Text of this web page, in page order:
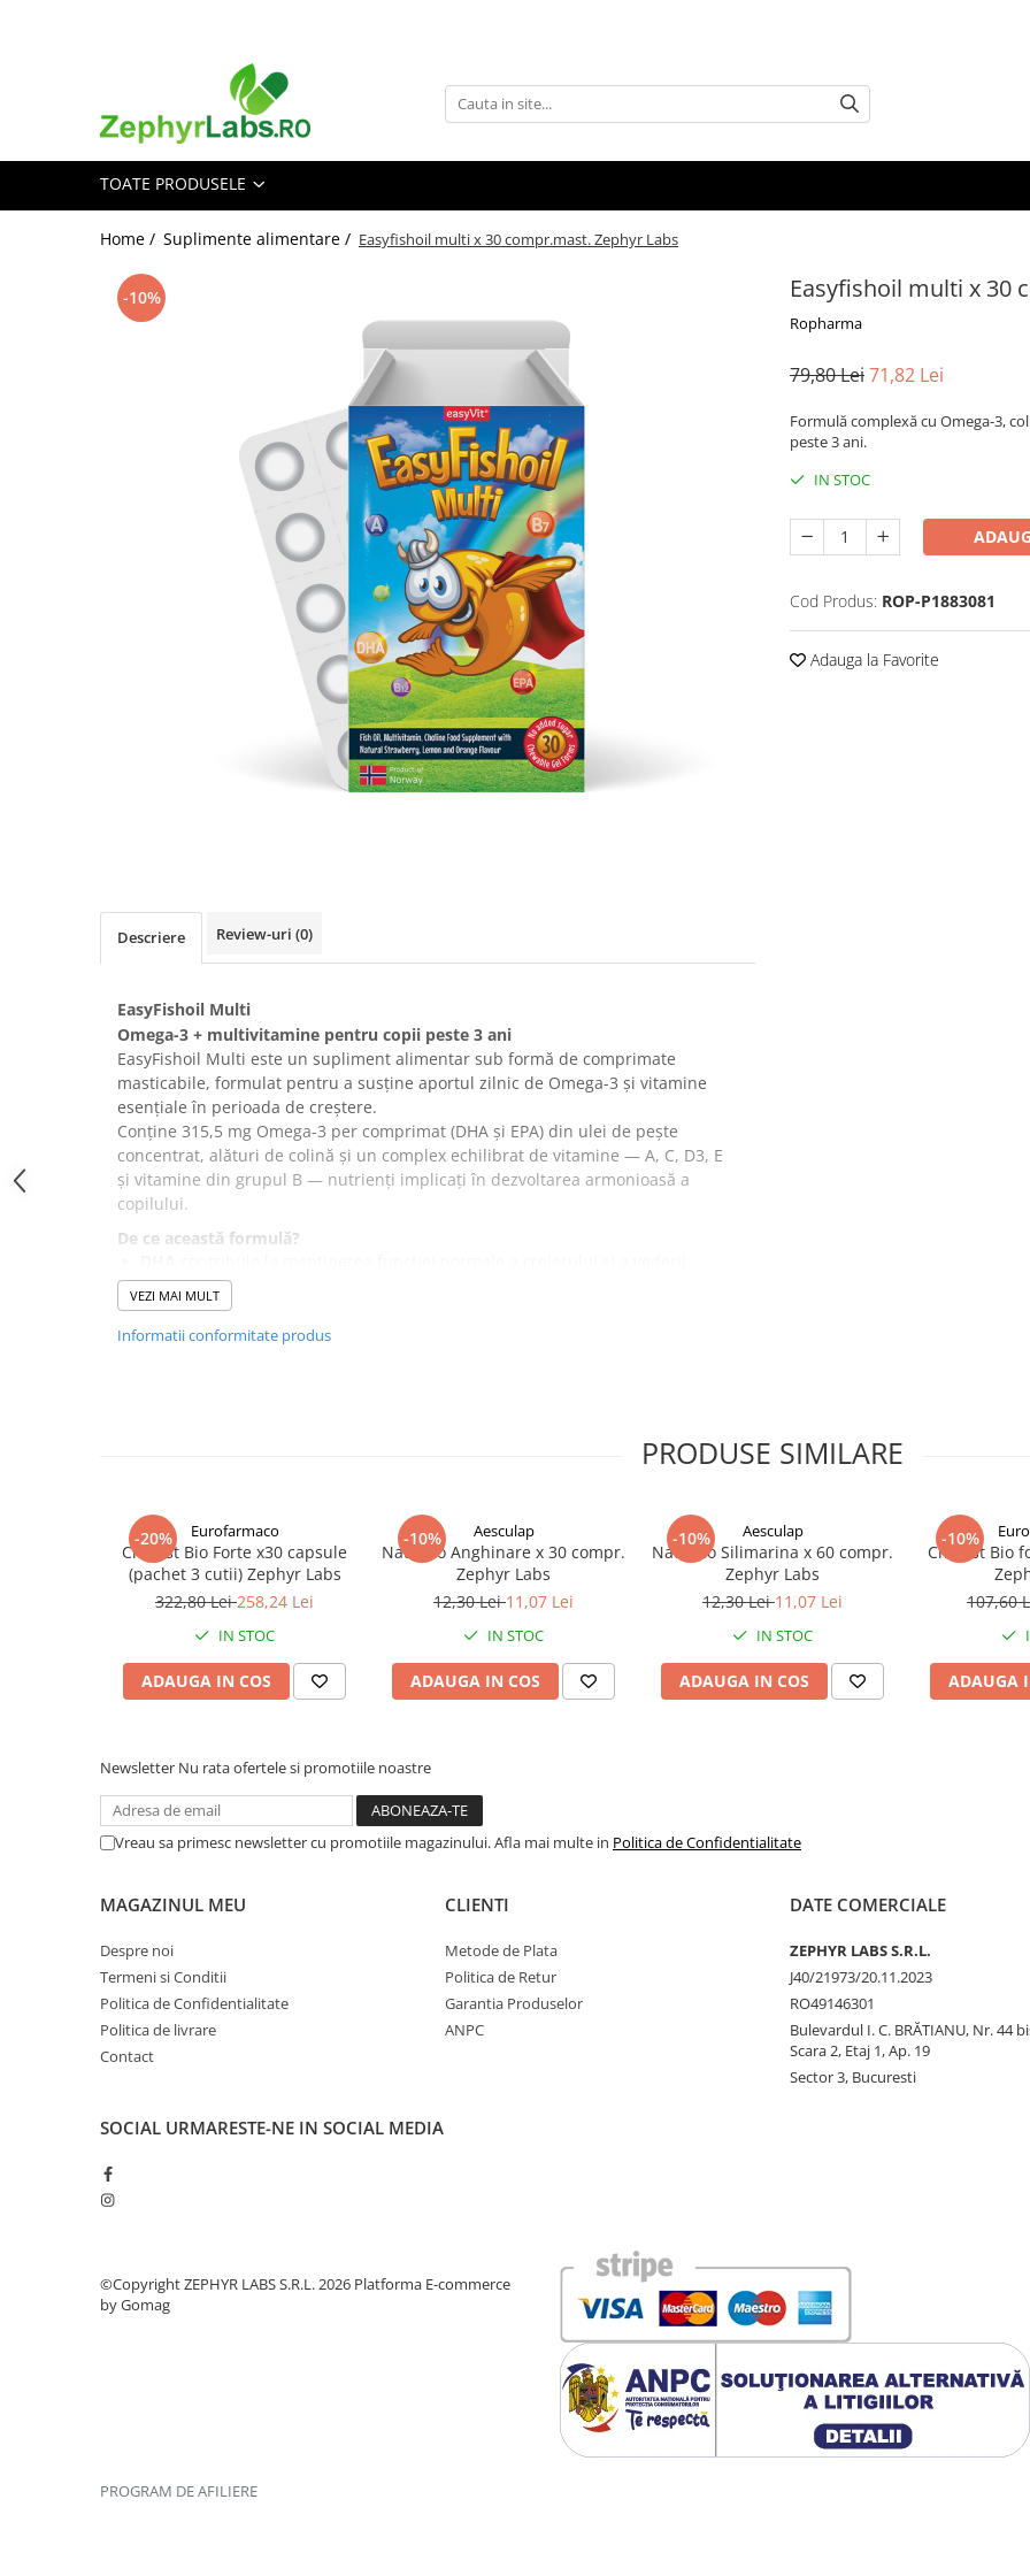
Alimentatie sanatoasa
Altele-Alimentatie sanatoasa
Mama si copil
Igiena intima
Protectie solara
Altele-Produse pentru ingrijire si
Produse tehnico-medicale
Aparatura medicala
Plasturi
Altele-Produse tehnico-medicale
Tonice sexuale
Afectiuni dermatologice
Afectiuni respiratorii
Afectiuni digestive
Afectiuni osteo-articulare
Afectiuni cardio-vasculare
Afectiuni urogenitale
Suplimente pentru imunitate
Altele-Suplimente alimentare
TOATE PRODUSELE
Home / Suplimente alimentare / Easyfishoil multi x 30 compr.mast. Zephyr Labs
Easyfishoil multi x 30
Ropharma
-10%
79,80 Lei71,82 Lei
Formulă complexă cu Omega-3,
peste 3 ani.
IN STOC
Cod Produs: ROP-P1883081
Adauga la Favorite
Descriere Review-uri (0)
EasyFishoil Multi
Omega-3 + multivitamine pentru copii peste 3 ani
EasyFishoil Multi este un supliment alimentar sub formă de comprimate
masticabile, formulat pentru a susține aportul zilnic de Omega-3 și vitamine
esențiale în perioada de creștere.
Conține 315,5 mg Omega-3 per comprimat (DHA și EPA) din ulei de pește
concentrat, alături de colină și un complex echilibrat de vitamine — A, C, D3, E
și vitamine din grupul B — nutrienți implicați în dezvoltarea armonioasă a
copilului.
De ce această formulă?
Vitamina D3
la copii.
Vitaminele C, B6, B12 și biotina
Omega-3 sunt acizi grași esențiali care trebuie asigurați prin alimentație sau
Mod de administrare
Copii peste 3 ani: 1 comprimat masticabil pe zi, preferabil după masă.
Atenționări
Supliment alimentar. Nu înlocuiește o dietă variată și un stil de viață sănătos.
A nu se lăsa la îndemâna copiilor mici.
Consumul în exces poate avea efect laxativ.
Nu consumați produsul dacă ambalajul este deteriorat.
VEZI MAI MULT
Informatii conformitate produs
PRODUSE SIMILARE
-20% Eurofarmaco
Cholest Bio Forte x30 capsule
(pachet 3 cutii) Zephyr Labs
322,80 Lei258,24 Lei
IN STOC
ADAUGA IN COS
-10% Aesculap
NaturRo Anghinare x 30 compr.
Zephyr Labs
12,30 Lei11,07 Lei
IN STOC
ADAUGA IN COS
-10% Aesculap
NaturRo Silimarina x 60 compr.
Zephyr Labs
12,30 Lei11,07 Lei
IN STOC
ADAUGA IN COS
-10%
Cholest Bio
107,60
ADAUGA
Newsletter Nu rata ofertele si promotiile noastre
Vreau sa primesc newsletter cu promotiile magazinului. Afla mai multe in Politica de Confidentialitate
MAGAZINUL MEU
Despre noi
Termeni si Conditii
Politica de Confidentialitate
Politica de livrare
Contact
CLIENTI
Metode de Plata
Politica de Retur
Garantia Produselor
ANPC
DATE COMERCIALE
ZEPHYR LABS S.R.L.
J40/21973/20.11.2023
RO49146301
Bulevardul I. C. BRĂTIANU, Nr. 44
Scara 2, Etaj 1, Ap. 19
Sector 3, Bucuresti
SOCIAL URMARESTE-NE IN SOCIAL MEDIA
©Copyright ZEPHYR LABS S.R.L. 2026 Platforma E-commerce
by Gomag
PROGRAM DE AFILIERE